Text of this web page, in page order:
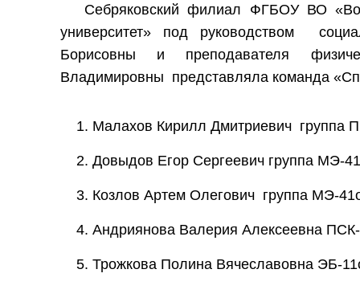
Себряковский филиал ФГБОУ ВО
университет» под руководством
Борисовны и преподавателя
Владимировны представляла команда
Малахов Кирилл Дмитриевич группа
Довыдов Егор Сергеевич группа МЭ-
Козлов Артем Олегович группа МЭ-
Андриянова Валерия Алексеевна
Трожкова Полина Вячеславовна ЭБ-